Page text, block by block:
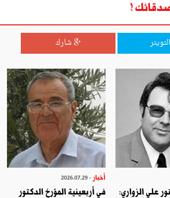
!
التويتر شارك
علي الزواري:
أخبار - 2026.07.29
في أربعينية المؤرخ الدكتور